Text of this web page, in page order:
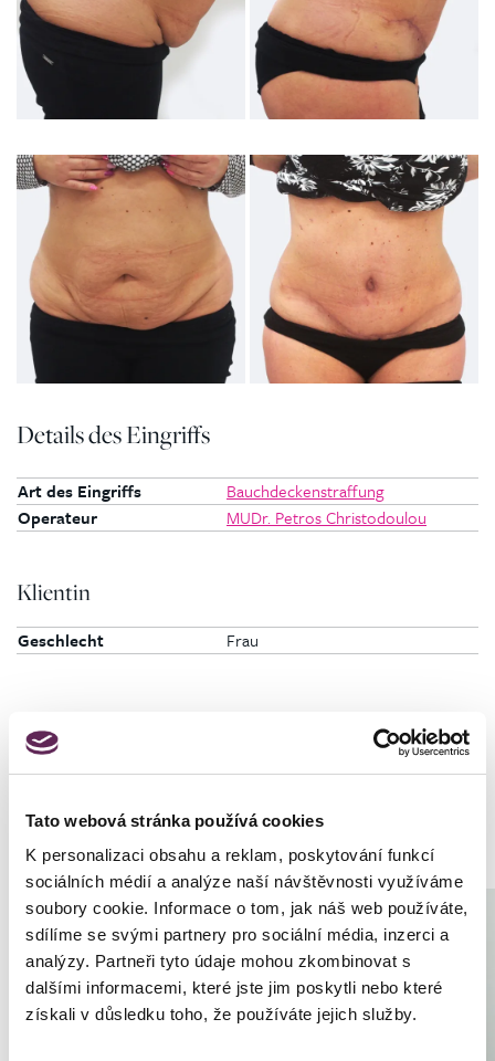
Tato webová stránka používá cookies
K personalizaci obsahu a reklam, poskytování funkcí
sociálních médií a analýze naší návštěvnosti využíváme
soubory cookie. Informace o tom, jak náš web používáte,
sdílíme se svými partnery pro sociální média, inzerci a
analýzy. Partneři tyto údaje mohou zkombinovat s
dalšími informacemi, které jste jim poskytli nebo které
získali v důsledku toho, že používáte jejich služby.
Details des Eingriffs
Art des Eingriffs
Bauchdeckenstraffung
Operateur
MUDr. Petros Christodoulou
Klientin
Geschlecht Frau
Fotos vorher und nachher